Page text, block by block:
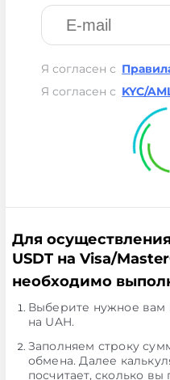
Я согласен с
Я согласен с KYC/
Для
USDT на Visa/
необходимо
Выберите нужное вам
на UAH.
Заполняем строку
обмена. Далее
посчитает, сколько